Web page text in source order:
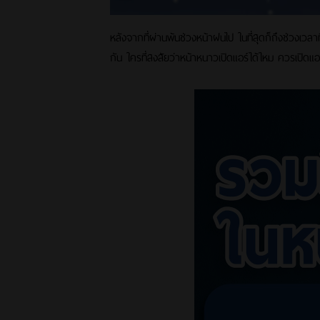
หลังจากที่ผ่านพ้นช่วงหน้าฝนไป ในที่สุดก็ถึงช่วงเวล
กัน ใครที่สงสัยว่าหน้าหนาวเปิดแอร์ได้ไหม ควรเปิด